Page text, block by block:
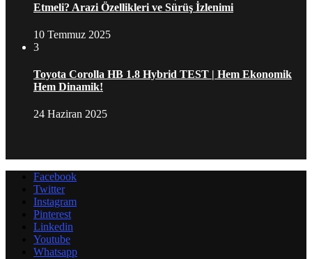
Etmeli? Arazi Özellikleri ve Sürüş İzlenimi
10 Temmuz 2025
3
Toyota Corolla HB 1.8 Hybrid TEST | Hem Ekonomik
Hem Dinamik!
24 Haziran 2025
Facebook
Twitter
Instagram
Pinterest
Linkedin
Youtube
Whatsapp